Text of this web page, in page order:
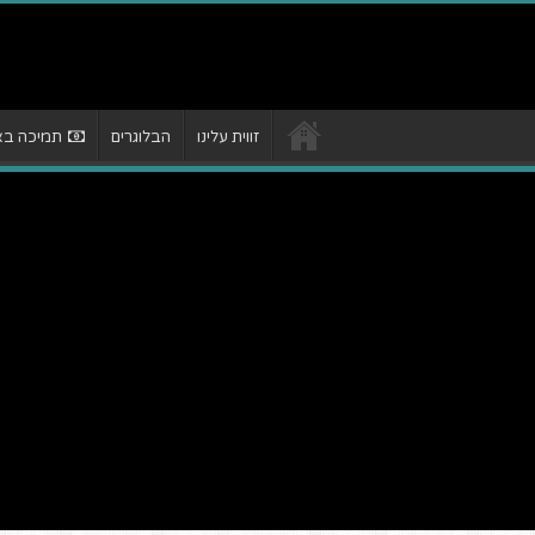
זווית עלינו הבלוגרים תמיכה